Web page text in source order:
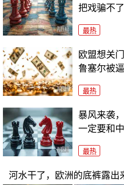
把戏骗不
最热
欧盟想关
鲁塞尔被
最热
暴风来袭
一定要和
最热
河水干了，欧洲的底裤露出